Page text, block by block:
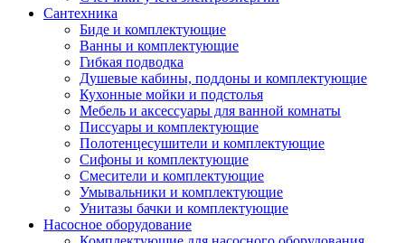
Сантехника
Биде и комплектующие
Ванны и комплектующие
Гибкая подводка
Душевые кабины, поддоны и комплектующие
Кухонные мойки и подстолья
Мебель и аксессуары для ванной комнаты
Писсуары и комплектующие
Полотенцесушители и комплектующие
Сифоны и комплектующие
Смесители и комплектующие
Умывальники и комплектующие
Унитазы бачки и комплектующие
Насосное оборудование